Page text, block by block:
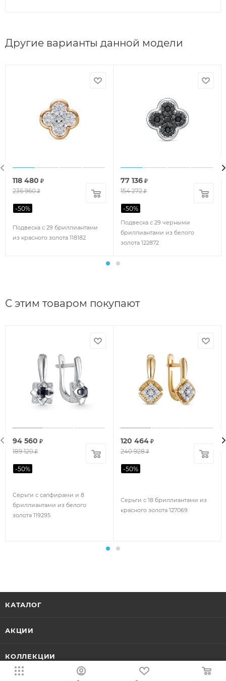
Другие варианты данной модели
Подвеска с 29 бриллиантами
из красного золота 118182
118 480 ₽
236 960₽
-50%
Подвеска с 29 черными
бриллиантами из белого
золота 122872
77 136 ₽
154 272₽
-50%
С этим товаром покупают
Серьги с сапфирами и 8
бриллиантами из белого
золота 119295
94 560 ₽
189 120₽
-50%
Серьги с 18 бриллиантами из
красного золота 127069
120 464 ₽
240 928₽
-50%
КАТАЛОГ
АКЦИИ
КОЛЛЕКЦИИ